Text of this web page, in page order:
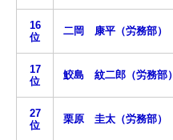
16
位
二岡 康平（労務部）
17
位
鮫島 紋二郎（労務部）
27
位
栗原 圭太（労務部）